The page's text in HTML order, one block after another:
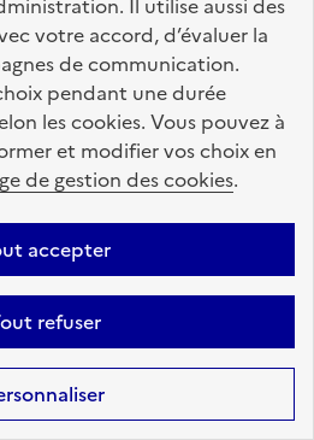
Il utilise aussi des
votre accord, d’évaluer la
de communication.
pendant une durée
les cookies. Vous pouvez à
et modifier vos choix en
de gestion des cookies.
accepter
refuser
d’un PAI ou d’unPAP, il peut
d’épreuves pour ses
pour poursuivre sa
sa filière et préparer sa